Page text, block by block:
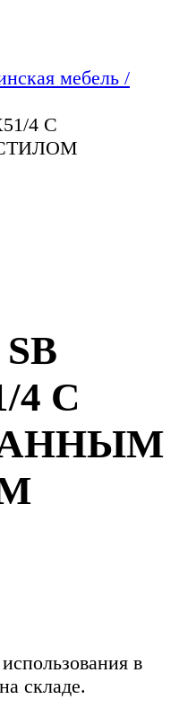
мебель /
4 C
4 C
в
складе.